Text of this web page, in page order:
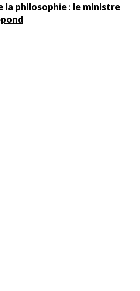
la philosophie : le ministre